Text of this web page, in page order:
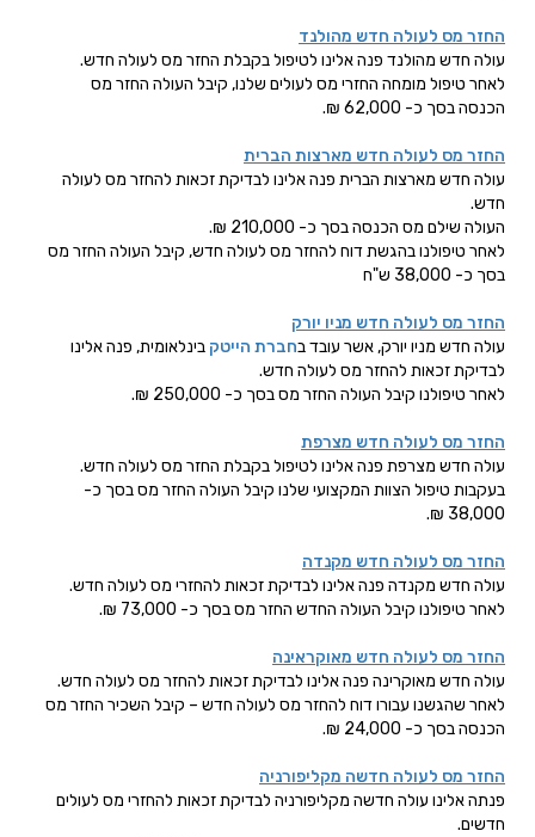
החזר מס לעולה חדש מהולנד
עולה חדש מהולנד פנה אלינו לטיפול בקבלת החזר מס לעולה חדש.
לאחר טיפול מומחה החזרי מס לעולים שלנו, קיבל העולה החזר מס
הכנסה בסך כ- 62,000 ₪.
החזר מס לעולה חדש מארצות הברית
עולה חדש מארצות הברית פנה אלינו לבדיקת זכאות להחזר מס לעולה
חדש.
העולה שילם מס הכנסה בסך כ- 210,000 ₪.
לאחר טיפולנו בהגשת דוח להחזר מס לעולה חדש, קיבל העולה החזר מס
בסך כ- 38,000 ש"ח
החזר מס לעולה חדש מניו יורק
עולה חדש מניו יורק, אשר עובד בחברת הייטק בינלאומית, פנה אלינו
לבדיקת זכאות להחזר מס לעולה חדש.
לאחר טיפולנו קיבל העולה החזר מס בסך כ- 250,000 ₪.
החזר מס לעולה חדש מצרפת
עולה חדש מצרפת פנה אלינו לטיפול בקבלת החזר מס לעולה חדש.
בעקבות טיפול הצוות המקצועי שלנו קיבל העולה החזר מס בסך כ-
38,000 ₪.
החזר מס לעולה חדש מקנדה
עולה חדש מקנדה פנה אלינו לבדיקת זכאות להחזרי מס לעולה חדש.
לאחר טיפולנו קיבל העולה החדש החזר מס בסך כ- 73,000 ₪.
החזר מס לעולה חדש מאוקראינה
עולה חדש מאוקרינה פנה אלינו לבדיקת זכאות להחזר מס לעולה חדש.
לאחר שהגשנו עבורו דוח להחזר מס לעולה חדש – קיבל השכיר החזר מס
הכנסה בסך כ- 24,000 ₪.
החזר מס לעולה חדשה מקליפורניה
פנתה אלינו עולה חדשה מקליפורניה לבדיקת זכאות להחזרי מס לעולים
חדשים.